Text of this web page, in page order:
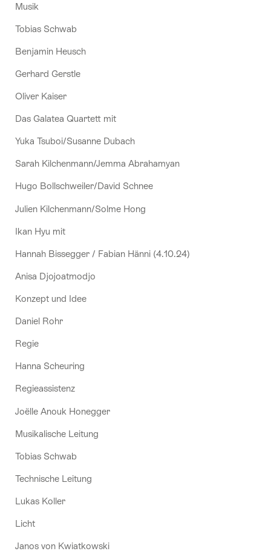
Musik
Tobias Schwab
Benjamin Heusch
Gerhard Gerstle
Oliver Kaiser
Das Galatea Quartett mit
Yuka Tsuboi/Susanne Dubach
Sarah Kilchenmann/Jemma Abrahamyan
Hugo Bollschweiler/David Schnee
Julien Kilchenmann/Solme Hong
Ikan Hyu mit
Hannah Bissegger / Fabian Hänni (4.10.24)
Anisa Djojoatmodjo
Konzept und Idee
Daniel Rohr
Regie
Hanna Scheuring
Regieassistenz
Joëlle Anouk Honegger
Musikalische Leitung
Tobias Schwab
Technische Leitung
Lukas Koller
Licht
Janos von Kwiatkowski